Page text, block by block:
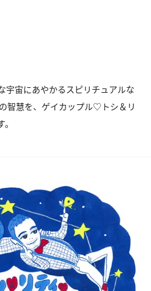
宇宙にあやかるスピリチュアルな
智慧を、ゲイカップル♡トシ＆リ